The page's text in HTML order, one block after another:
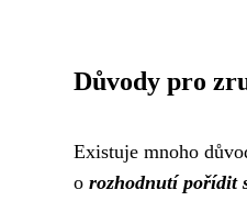
Důvody pro
Existuje mnoho
o rozhodnutí pořídit